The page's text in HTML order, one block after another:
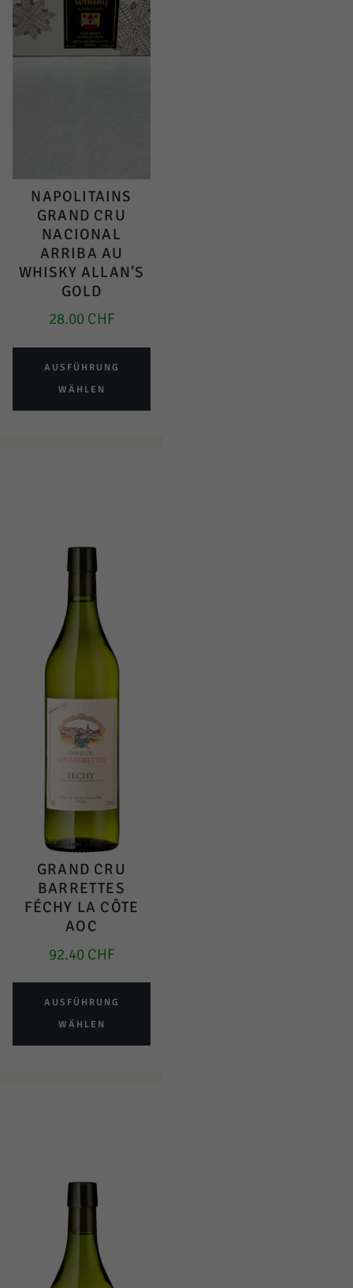
NAPOLITAINS
GRAND CRU
NACIONAL
ARRIBA AU
WHISKY ALLAN’S
GOLD
28.00 CHF
AUSFÜHRUNG
WÄHLEN
GRAND CRU
BARRETTES
FÉCHY LA CÔTE
AOC
92.40 CHF
AUSFÜHRUNG
WÄHLEN